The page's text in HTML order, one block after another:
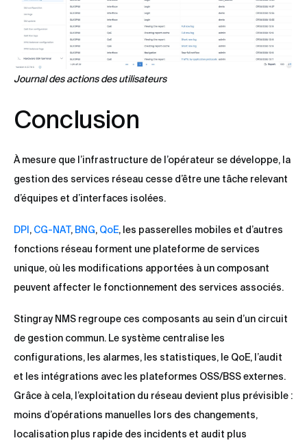
Journal des actions des utilisateurs
Conclusion
À mesure que l’infrastructure de l’opérateur se développe, la
gestion des services réseau cesse d’être une tâche relevant
d’équipes et d’interfaces isolées.
DPI , CG-NAT, BNG, QoE, les passerelles mobiles et d’autres
fonctions réseau forment une plateforme de services
unique, où les modifications apportées à un composant
peuvent affecter le fonctionnement des services associés.
Stingray NMS regroupe ces composants au sein d’un circuit
de gestion commun. Le système centralise les
configurations, les alarmes, les statistiques, le QoE, l’audit
et les intégrations avec les plateformes OSS/BSS externes.
Grâce à cela, l’exploitation du réseau devient plus prévisible :
moins d’opérations manuelles lors des changements,
localisation plus rapide des incidents et audit plus